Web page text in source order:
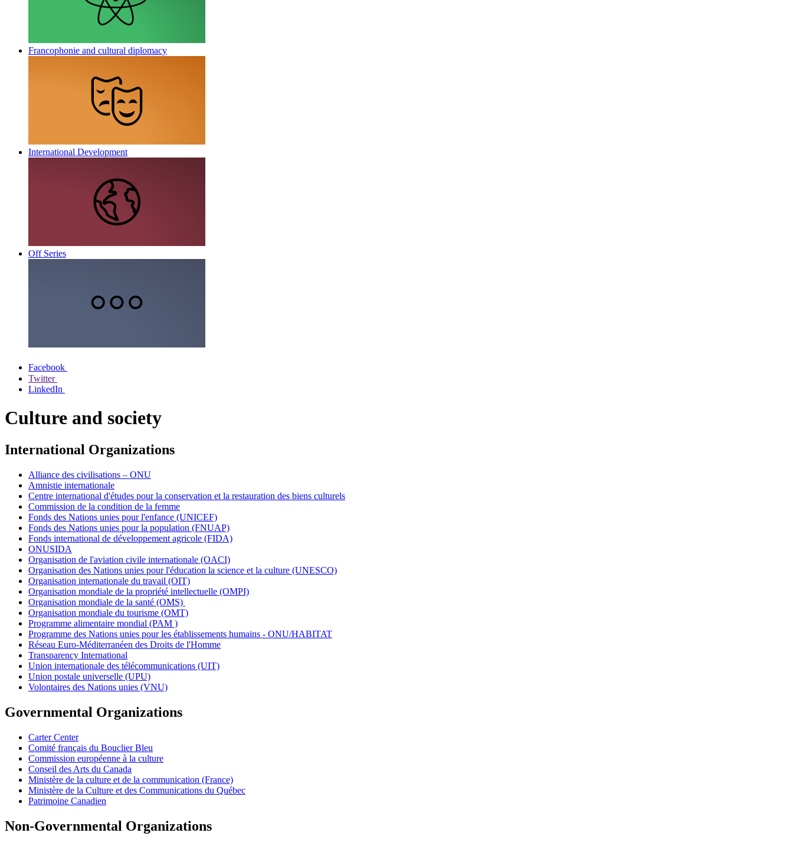
Francophonie and cultural diplomacy
International Development
Off Series
Facebook
Twitter
LinkedIn
Culture and society
International Organizations
Alliance des civilisations – ONU
Amnistie internationale
Centre international d'études pour la conservation et la restauration des biens culturels
Commission de la condition de la femme
Fonds des Nations unies pour l'enfance (UNICEF)
Fonds des Nations unies pour la population (FNUAP)
Fonds international de développement agricole (FIDA)
ONUSIDA
Organisation de l'aviation civile internationale (OACI)
Organisation des Nations unies pour l'éducation la science et la culture (UNESCO)
Organisation internationale du travail (OIT)
Organisation mondiale de la propriété intellectuelle (OMPI)
Organisation mondiale de la santé (OMS)
Organisation mondiale du tourisme (OMT)
Programme alimentaire mondial (PAM )
Programme des Nations unies pour les établissements humains - ONU/HABITAT
Réseau Euro-Méditerranéen des Droits de l'Homme
Transparency International
Union internationale des télécommunications (UIT)
Union postale universelle (UPU)
Volontaires des Nations unies (VNU)
Governmental Organizations
Carter Center
Comité français du Bouclier Bleu
Commission européenne à la culture
Conseil des Arts du Canada
Ministère de la culture et de la communication (France)
Ministère de la Culture et des Communications du Québec
Patrimoine Canadien
Non-Governmental Organizations